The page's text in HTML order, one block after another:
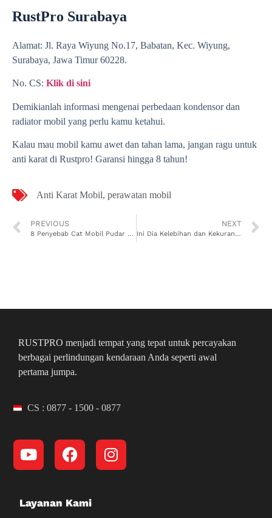
RustPro Surabaya
Alamat: Jl. Raya Wiyung No.17, Babatan, Kec. Wiyung,
Surabaya, Jawa Timur 60228.
No. CS: Klik di sini
Demikianlah informasi mengenai perbedaan kondensor dan
radiator mobil yang perlu kamu ketahui.
Kalau mau mobil kamu awet dan tahan lama, jangan ragu untuk
anti karat di Rustpro! Garansi hingga 8 tahun!
Anti Karat Mobil, perawatan mobil
PREVIOUS
8 Penyebab Cat Mobil Pudar yang Paling Sering Disepelekan
NEXT
Ini Dia Kelebihan dan Kekurangan Honda BRV
RUSTPRO menjadi tempat yang tepat untuk percayakan
berbagai perlindungan kendaraan Anda seperti awal
pertama jumpa.
CS : 0877 - 1500 - 0877
Layanan Kami